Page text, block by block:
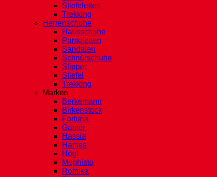
Stiefeletten
Trekking
Herrenschuhe
Hausschuhe
Pantoletten
Sandalen
Schnürschuhe
Slipper
Stiefel
Trekking
Marken
Berkemann
Birkenstock
Fortuna
Ganter
Hassia
Hartjes
Högl
Mephisto
Romika